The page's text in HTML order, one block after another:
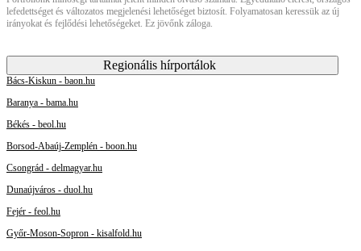
lefedettséget és változatos megjelenési lehetőséget biztosít. Folyamatosan keressük az új
irányokat és fejlődési lehetőségeket. Ez jövőnk záloga.
Regionális hírportálok
Bács-Kiskun - baon.hu
Baranya - bama.hu
Békés - beol.hu
Borsod-Abaúj-Zemplén - boon.hu
Csongrád - delmagyar.hu
Dunaújváros - duol.hu
Fejér - feol.hu
Győr-Moson-Sopron - kisalfold.hu